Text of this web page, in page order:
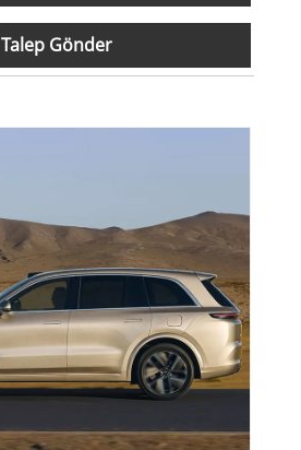
Talep Gönder